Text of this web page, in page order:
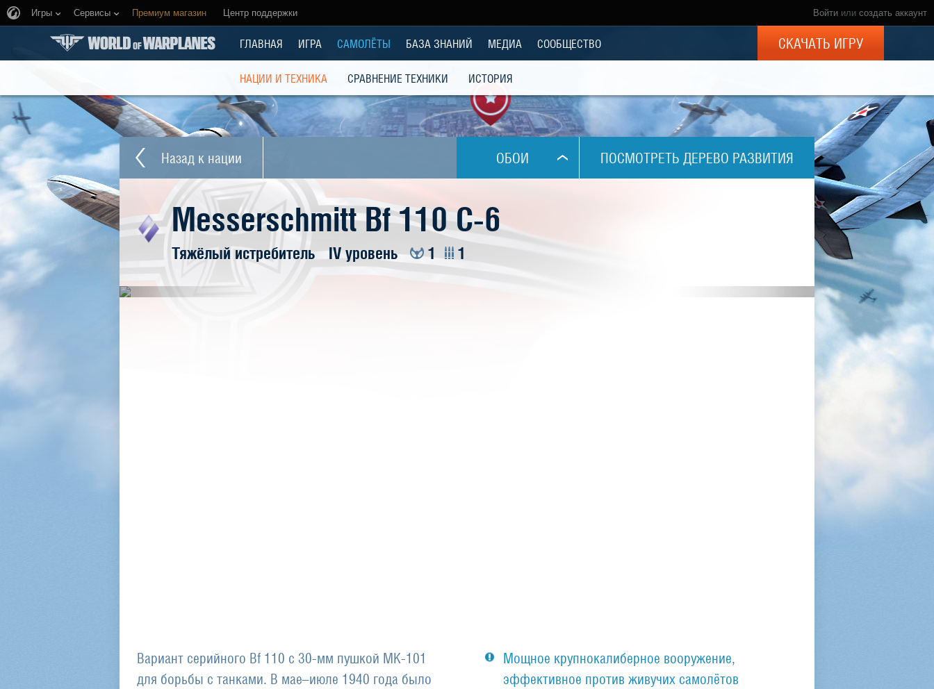
Войти или создать аккаунт
Игры Сервисы Премиум магазин Центр поддержки
ГЛАВНАЯ ИГРА САМОЛЁТЫ БАЗА ЗНАНИЙ МЕДИА СООБЩЕСТВО СКАЧАТЬ ИГРУ
НАЦИИ И ТЕХНИКА СРАВНЕНИЕ ТЕХНИКИ ИСТОРИЯ
Назад к нации
ОБОИ
1280x1024
ПОСМОТРЕТЬ ДЕРЕВО РАЗВИТИЯ
Messerschmitt Bf 110 C-6
Тяжёлый истребитель IV уровень 1 1
Вариант серийного Bf 110 с 30-мм пушкой МК-101
для борьбы с танками. В мае–июле 1940 года было
Мощное крупнокалиберное вооружение,
эффективное против живучих самолётов